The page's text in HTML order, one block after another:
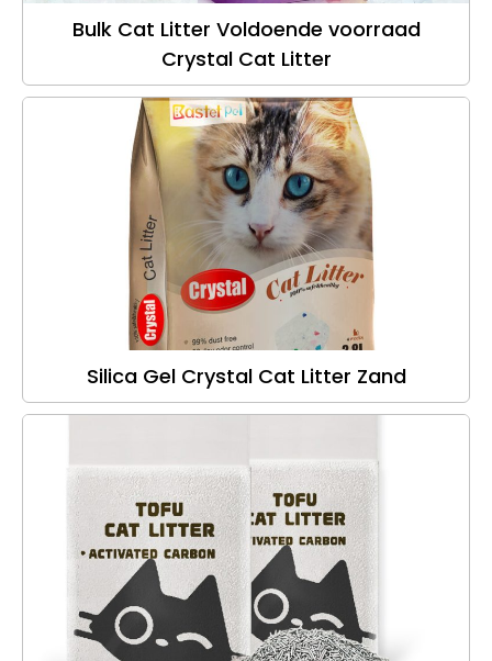
Bulk Cat Litter Voldoende voorraad
Crystal Cat Litter
Silica Gel Crystal Cat Litter Zand